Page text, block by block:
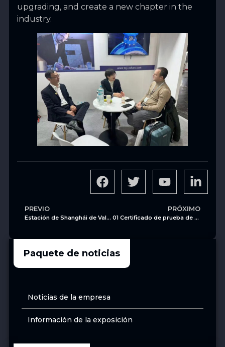
upgrading, and create a new chapter in the
industry.
PREVIO
Estación de Shanghái de Valve World Asia
PRÓXIMO
01 Certificado de prueba de fuego para válvula de compuerta 2205 API6FA-2020 Z40H-300LB-2 WCB
Paquete de noticias
Noticias de la empresa
Información de la exposición